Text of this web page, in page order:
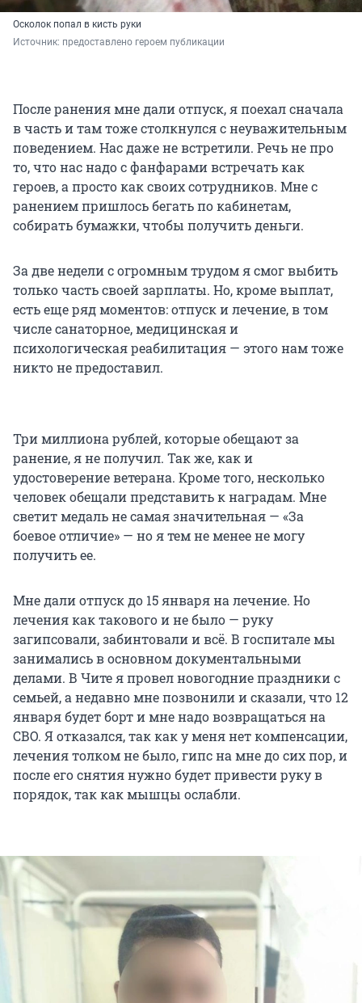
Осколок попал в кисть руки
Источник: предоставлено героем публикации
После ранения мне дали отпуск, я поехал сначала
в часть и там тоже столкнулся с неуважительным
поведением. Нас даже не встретили. Речь не про
то, что нас надо с фанфарами встречать как
героев, а просто как своих сотрудников. Мне с
ранением пришлось бегать по кабинетам,
собирать бумажки, чтобы получить деньги.
За две недели с огромным трудом я смог выбить
только часть своей зарплаты. Но, кроме выплат,
есть еще ряд моментов: отпуск и лечение, в том
числе санаторное, медицинская и
психологическая реабилитация — этого нам тоже
никто не предоставил.
Три миллиона рублей, которые обещают за
ранение, я не получил. Так же, как и
удостоверение ветерана. Кроме того, несколько
человек обещали представить к наградам. Мне
светит медаль не самая значительная — «За
боевое отличие» — но я тем не менее не могу
получить ее.
Мне дали отпуск до 15 января на лечение. Но
лечения как такового и не было — руку
загипсовали, забинтовали и всё. В госпитале мы
занимались в основном документальными
делами. В Чите я провел новогодние праздники с
семьей, а недавно мне позвонили и сказали, что 12
января будет борт и мне надо возвращаться на
СВО. Я отказался, так как у меня нет компенсации,
лечения толком не было, гипс на мне до сих пор, и
после его снятия нужно будет привести руку в
порядок, так как мышцы ослабли.